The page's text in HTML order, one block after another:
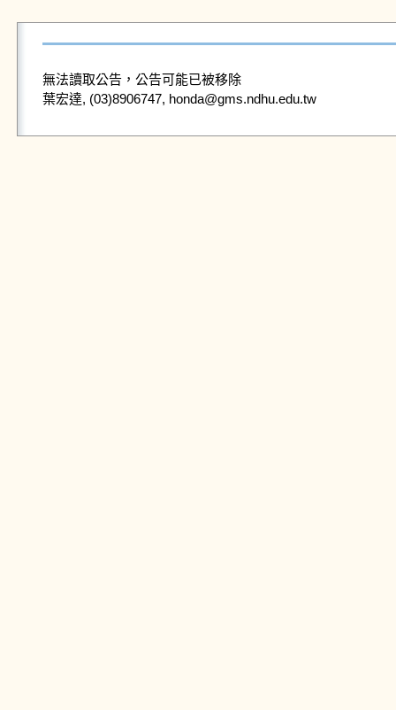
無法讀取公告，公告可能已被移除
葉宏達, (03)8906747, honda@gms.ndhu.edu.tw